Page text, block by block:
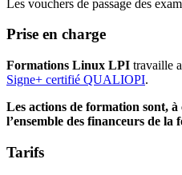
Les vouchers de passage des
Prise en charge
Formations Linux LPI travaille
Signe+ certifié QUALIOPI.
Les actions de formation sont,
l’ensemble des financeurs de
Tarifs